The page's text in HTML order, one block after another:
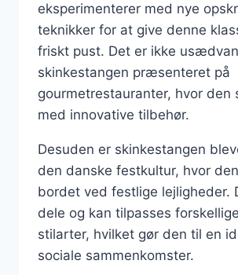
eksperimenterer med nye
teknikker for at give denne
friskt pust. Det er ikke
skinkestangen præsenteret på
gourmetrestauranter, hvor den
med innovative tilbehør.
Desuden er skinkestangen
den danske festkultur, hvor
bordet ved festlige lejligheder.
dele og kan tilpasses
stilarter, hvilket gør den til en
sociale sammenkomster.